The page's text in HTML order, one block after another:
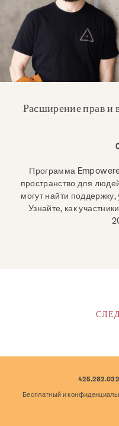
Расширение прав и
Программа
пространство для
могут найти
Узнайте, как
Бесплатный и